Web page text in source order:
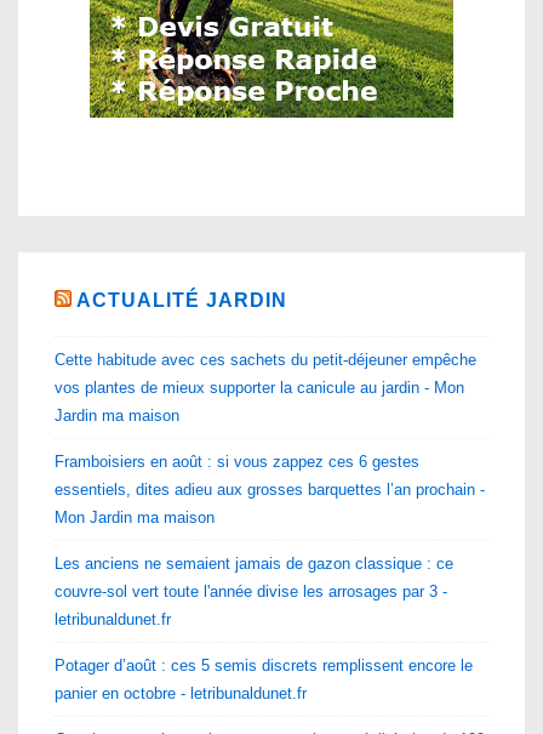
ACTUALITÉ JARDIN
Cette habitude avec ces sachets du petit-déjeuner empêche
vos plantes de mieux supporter la canicule au jardin - Mon
Jardin ma maison
Framboisiers en août : si vous zappez ces 6 gestes
essentiels, dites adieu aux grosses barquettes l’an prochain -
Mon Jardin ma maison
Les anciens ne semaient jamais de gazon classique : ce
couvre-sol vert toute l'année divise les arrosages par 3 -
letribunaldunet.fr
Potager d’août : ces 5 semis discrets remplissent encore le
panier en octobre - letribunaldunet.fr